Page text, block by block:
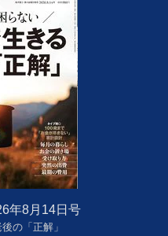
年8月14日号
の「正解」